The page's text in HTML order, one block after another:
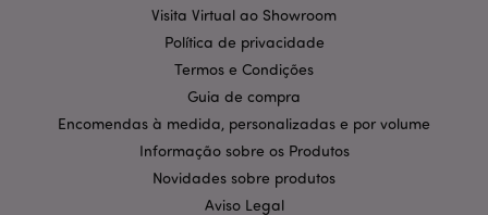
Visita Virtual ao Showroom
Política de privacidade
Termos e Condições
Guia de compra
Encomendas à medida, personalizadas e por volume
Informação sobre os Produtos
Novidades sobre produtos
Aviso Legal
CookieScriptConsent